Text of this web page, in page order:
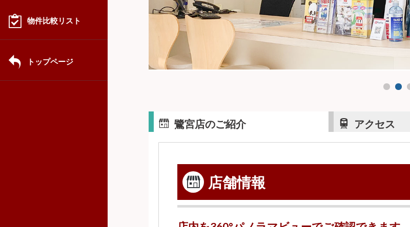
物件比較リスト
トップページ
鷺宮店のご紹介 アクセス
店舗情報